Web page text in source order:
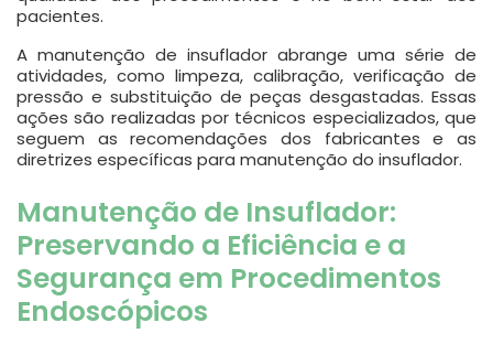
pacientes.
A manutenção de insuflador abrange uma série de
atividades, como limpeza, calibração, verificação de
pressão e substituição de peças desgastadas. Essas
ações são realizadas por técnicos especializados, que
seguem as recomendações dos fabricantes e as
diretrizes específicas para manutenção do insuflador.
Manutenção de Insuflador:
Preservando a Eficiência e a
Segurança em Procedimentos
Endoscópicos